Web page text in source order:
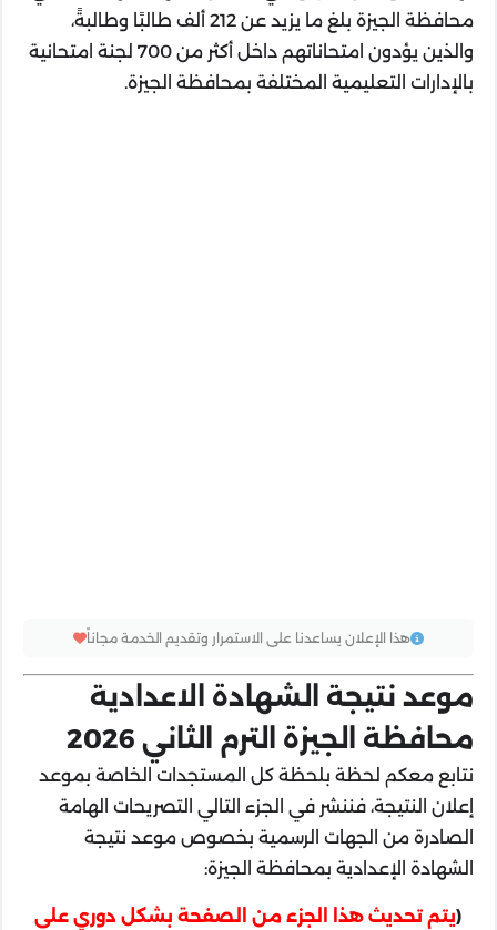
محافظة الجيزة بلغ ما يزيد عن 212 ألف طالبًا وطالبةً،
والذين يؤدون امتحاناتهم داخل أكثر من 700 لجنة امتحانية
بالإدارات التعليمية المختلفة بمحافظة الجيزة.
هذا الإعلان يساعدنا على الاستمرار وتقديم الخدمة مجاناً
موعد نتيجة الشهادة الاعدادية
محافظة الجيزة الترم الثاني 2026
نتابع معكم لحظة بلحظة كل المستجدات الخاصة بموعد
إعلان النتيجة، فننشر في الجزء التالي التصريحات الهامة
الصادرة من الجهات الرسمية بخصوص موعد نتيجة
الشهادة الإعدادية بمحافظة الجيزة:
(يتم تحديث هذا الجزء من الصفحة بشكل دوري على